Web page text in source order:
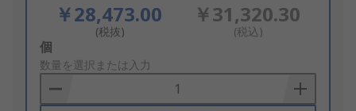
￥28,473.00
(税抜)
￥31,320.30
(税込)
Add
to
Basket
個
数量を選択または入力